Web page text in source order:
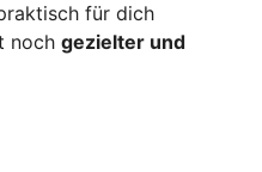
für dich
noch gezielter und